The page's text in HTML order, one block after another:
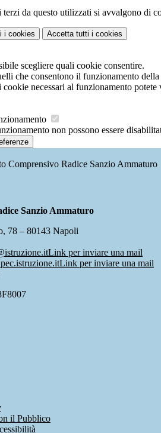
da questo utilizzati si avvalgono di
i cookies Accetta tutti i cookies
scegliere quali cookie consentire.
che consentono il funzionamento
necessari al funzionamento potete
non possono essere
Comprensivo Radice Sanzio Ammaturo
Sanzio Ammaturo
78 – 80143 Napoli
Link per inviare una mail
Link per inviare una mail
il Pubblico